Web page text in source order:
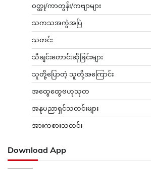
ဝတ္ထု/ကာတွန်း/ကဗျာများ
သကသအကွဲအပြဲ
သတင်း
သီချင်းတောင်းဆိုခြင်းများ
သူတို့ပြောတဲ့ သူတို့အကြောင်း
အထွေထွေဗဟုသုတ
အနုပညာရှင်သတင်းများ
အားကစားသတင်း
Download App